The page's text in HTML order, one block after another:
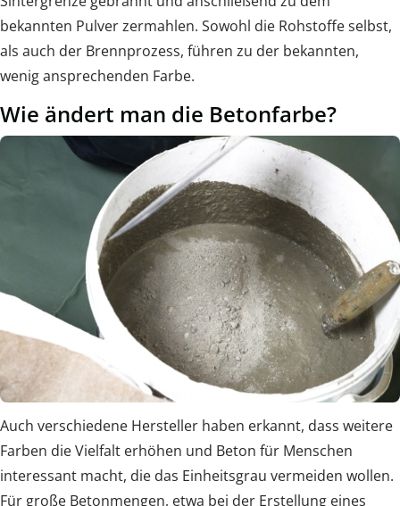
bekannten Pulver zermahlen. Sowohl die Rohstoffe selbst,
als auch der Brennprozess, führen zu der bekannten,
wenig ansprechenden Farbe.
Wie ändert man die Betonfarbe?
Auch verschiedene Hersteller haben erkannt, dass weitere
Farben die Vielfalt erhöhen und Beton für Menschen
interessant macht, die das Einheitsgrau vermeiden wollen.
Für große Betonmengen, etwa bei der Erstellung eines